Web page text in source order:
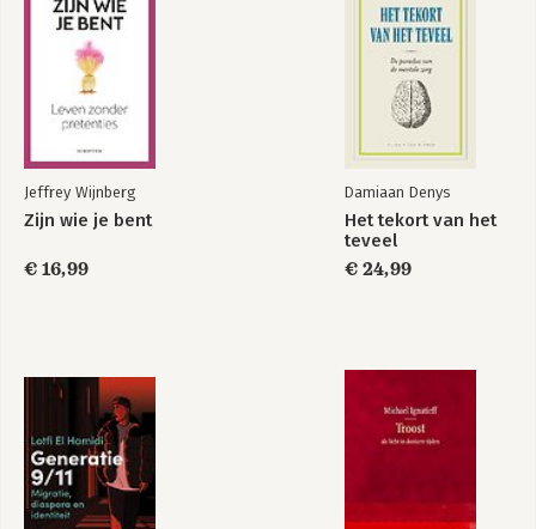
Jeffrey Wijnberg
Zijn wie je bent
€ 16,99
Damiaan Denys
Het tekort van het
teveel
€ 24,99